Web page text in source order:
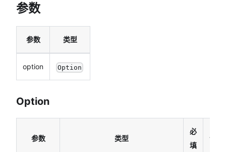
参数
参数 类型
option Option
Option
参数 类型
必
填
说明